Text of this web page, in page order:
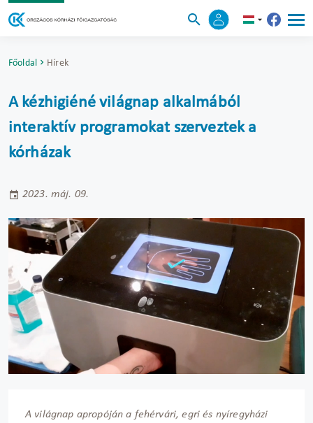
Főoldal Hírek
A kézhigiéné világnap alkalmából
interaktív programokat szerveztek a
kórházak
2023. máj. 09.
A világnap apropóján a fehérvári, egri és nyíregyházi